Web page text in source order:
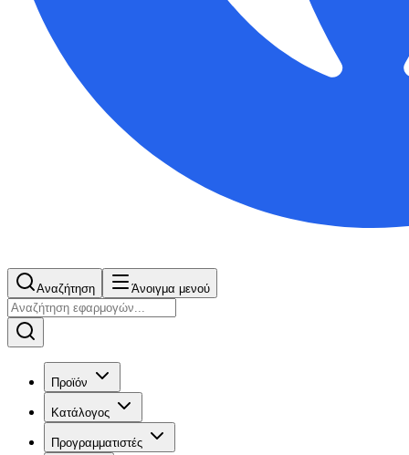
Αναζήτηση Άνοιγμα μενού
Προϊόν
Κατάλογος
Προγραμματιστές